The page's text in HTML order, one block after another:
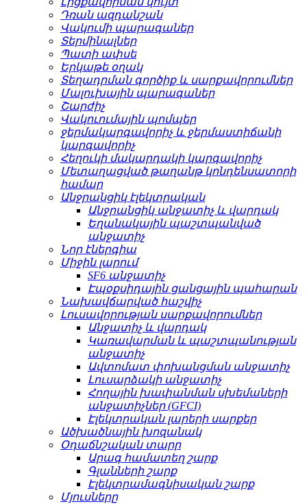
Դռան ազդանշան
Վակումի պարագաներ
Տերմինալներ
Պատի ափսե
Երկաթե օղակ
Տեղադրման գործիք և սարքավորումներ
Մալուխային պարագաներ
Շարժիչ
Վակուումային պոմպեր
ջերմակարգավորիչ և ջերմաստիճանի
կարգավորիչ
Հեղուկի մակարդակի կարգավորիչ
Մետաղացված թաղանթ կոնդենսատորի
համար
Անջրանցիկ էլեկտրական
Անջրանցիկ անջատիչ և վարդակ
Եղանակային պաշտպանված
անջատիչ
Նոր էներգիա
Միջին լարում
SF6 անջատիչ
Էպօքսիդային ցանցային պահարան
Նախավճարված հաշվիչ
Լուսավորության սարքավորումներ
Անջատիչ և վարդակ
Կառավարման և պաշտպանության
անջատիչ
Ավտոմատ փոխանցման անջատիչ
Լուսարձակի անջատիչ
Հողային խափանման սխեմաների
անջատիչներ (GFCI)
Էլեկտրական լարերի սարքեր
Ածխածնային խոզանակ
Օդաճնշական տարր
Արագ համատեղ շարք
Գլանների շարք
Էլեկտրամագնիսական շարք
Մյուսները